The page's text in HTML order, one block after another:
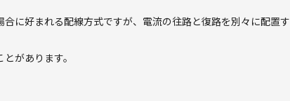
に好まれる配線方式ですが、電流の往路と復路を別々に配置す
があります。